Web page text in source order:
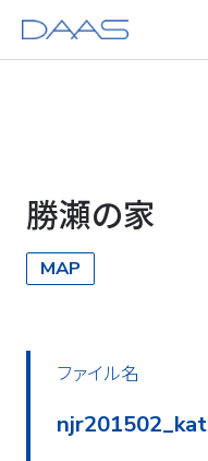
勝瀬の家
MAP
ファイル名